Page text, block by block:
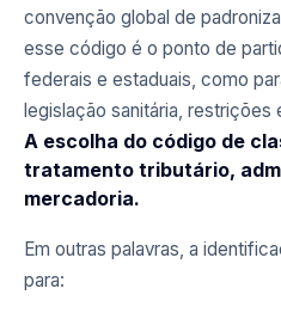
convenção global de
esse código é o ponto de
federais e estaduais, como
legislação sanitária, restrições
A escolha do código de
tratamento tributário,
mercadoria.
Em outras palavras, a
para: